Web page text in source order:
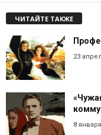
ЧИТАЙТЕ ТАКЖЕ
23
8